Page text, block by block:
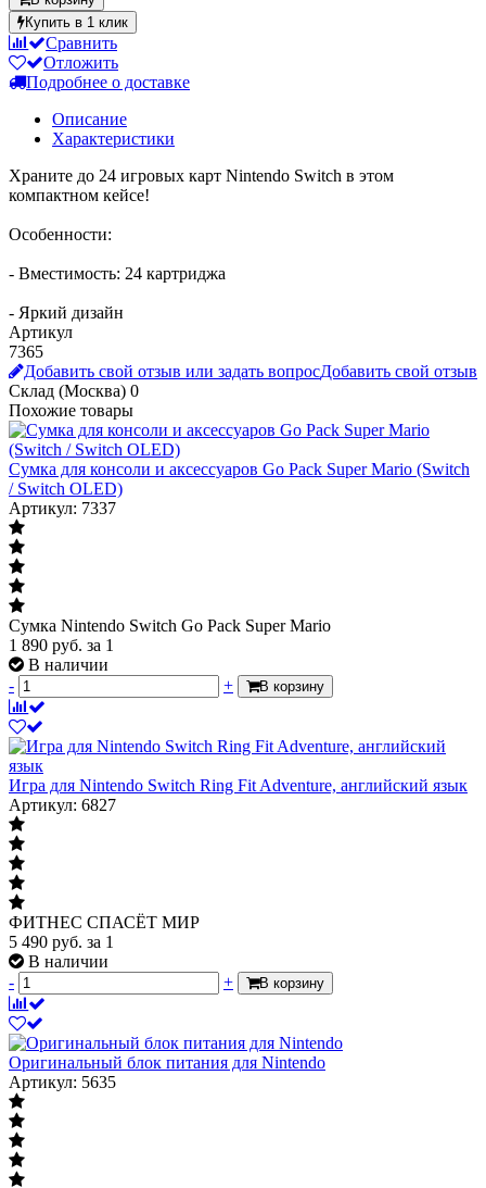
Купить в 1 клик
Сравнить
Отложить
Подробнее о доставке
Описание
Характеристики
Храните до 24 игровых карт Nintendo Switch в этом
компактном кейсе!
Особенности:
- Вместимость: 24 картриджа
- Яркий дизайн
Артикул
7365
Добавить свой отзыв или задать вопросДобавить свой отзыв
Склад (Москва) 0
Похожие товары
Сумка для консоли и аксессуаров Go Pack Super Mario (Switch
/ Switch OLED)
Артикул: 7337
Сумка Nintendo Switch Go Pack Super Mario
1 890 руб. за 1
В наличии
-
+ В корзину
Игра для Nintendo Switch Ring Fit Adventure, английский язык
Артикул: 6827
ФИТНЕС СПАСЁТ МИР
5 490 руб. за 1
В наличии
-
+ В корзину
Оригинальный блок питания для Nintendo
Артикул: 5635